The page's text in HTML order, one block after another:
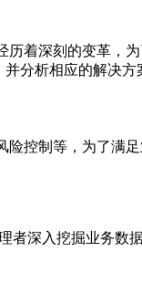
着深刻的变革，
并分析相应的解决
控制等，为了满
者深入挖掘业务数据